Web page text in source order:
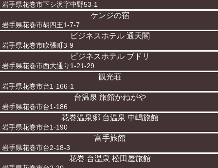
岩手県花巻市下シ沢字中野53-1
ケンジの宿
岩手県花巻市胡四王1-7-7
ビジネスホテル 通天閣
岩手県花巻市吹張町3-9
ビジネスホテル ブドリ
岩手県花巻市西大通り1-21-29
観光荘
岩手県花巻市台1-166-1
台温泉 旅館かねがや
岩手県花巻市台1-186
花巻温泉郷 台温泉 中嶋旅館
岩手県花巻市台1-190
富手旅館
岩手県花巻市台2-18-3
花巻 台温泉 松田屋旅館